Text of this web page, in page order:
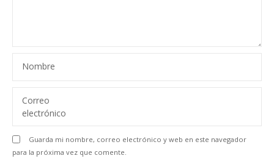
Nombre
Correo
electrónico
Guarda mi nombre, correo electrónico y web en este navegador
para la próxima vez que comente.